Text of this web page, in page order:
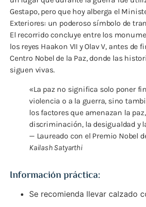
Gestapo, pero que hoy alberga el
Exteriores: un poderoso símbolo de
El recorrido concluye entre los
los reyes Haakon VII y Olav V, antes de
Centro Nobel de la Paz, donde las
siguen vivas.
«La paz no significa solo poner
violencia o a la guerra, sino
los factores que amenazan la
discriminación, la desigualdad y
— Laureado con el Premio Nobel
Kailash Satyarthi
Información práctica:
Se recomienda llevar calzado